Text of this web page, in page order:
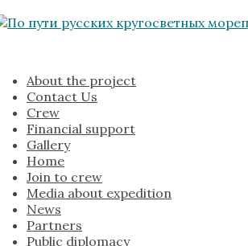
About the project
Contact Us
Crew
Financial support
Gallery
Home
Join to crew
Media about expedition
News
Partners
Public diplomacy